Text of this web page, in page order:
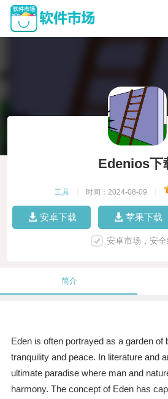
Edenios下
工具 时间：2024-08-09
安卓下载 苹果下载
安卓市场，安
简介
Eden is often portrayed as a garden of
tranquility and peace. In literature and
ultimate paradise where man and
harmony. The concept of Eden has